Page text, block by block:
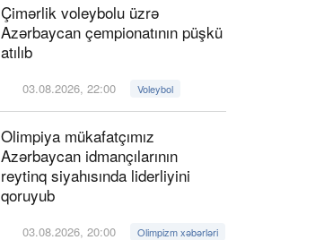
Çimərlik voleybolu üzrə
Azərbaycan çempionatının püşkü
atılıb
03.08.2026, 22:00 Voleybol
Olimpiya mükafatçımız
Azərbaycan idmançılarının
reytinq siyahısında liderliyini
qoruyub
03.08.2026, 20:00 Olimpizm xəbərləri